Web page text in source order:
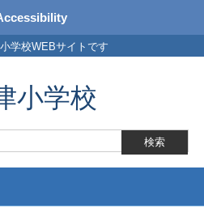
学校WEBサイトです
小学校